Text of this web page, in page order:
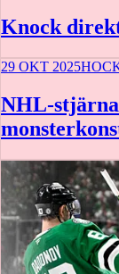
Knock
29 OKT 2025
NHL-